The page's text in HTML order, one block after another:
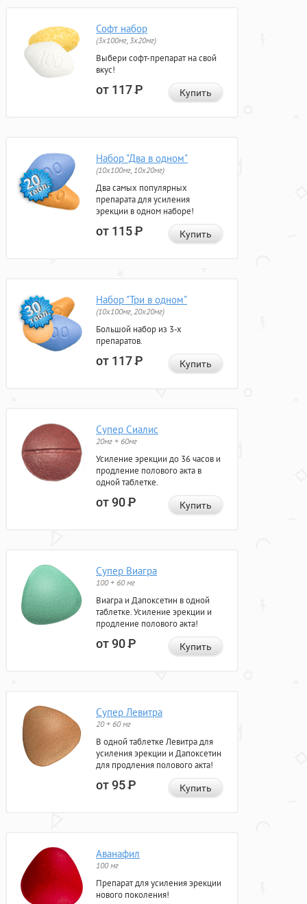
Софт набор
(3x100мг, 3x20мг)
Выбери софт-препарат на свой
вкус!
от 117Р Купить
Набор "Два в одном"
(10x100мг, 10x20мг)
Два самых популярных
препарата для усиления
эрекции в одном наборе!
от 115Р Купить
Набор "Три в одном"
(10x100мг, 20x20мг)
Большой набор из 3-х
препаратов.
от 117Р Купить
Супер Сиалис
20мг + 60мг
Усиление эрекции до 36 часов и
продление полового акта в
одной таблетке.
от 90Р Купить
Супер Виагра
100 + 60 мг
Виагра и Дапоксетин в одной
таблетке. Усиление эрекции и
продление полового акта!
от 90Р Купить
Супер Левитра
20 + 60 мг
В одной таблетке Левитра для
усиления эрекции и Дапоксетин
для продления полового акта!
от 95Р Купить
Аванафил
100 мг
Препарат для усиления эрекции
нового поколения!